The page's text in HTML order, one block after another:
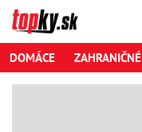
DOMÁCE ZAHRANIČNÉ